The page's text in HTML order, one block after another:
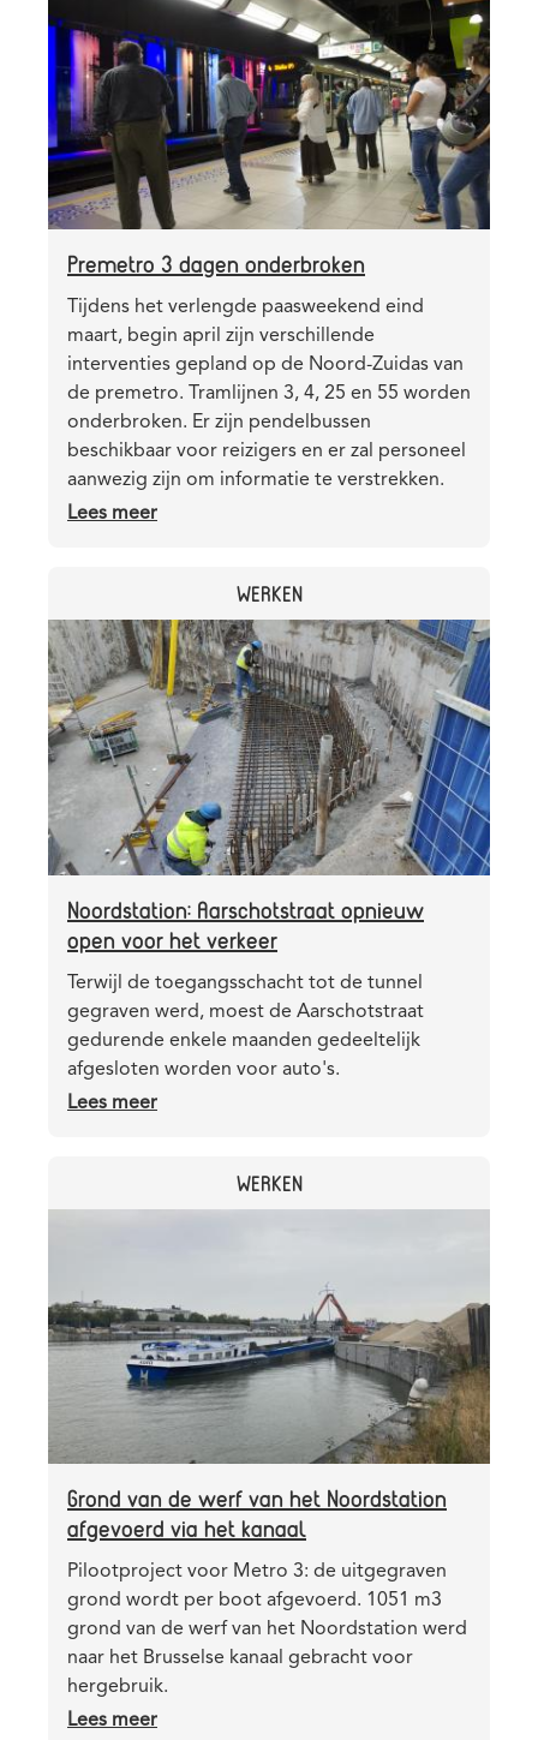
image
Premetro 3 dagen onderbroken
Teaser
Tijdens het verlengde paasweekend eind
maart, begin april zijn verschillende
interventies gepland op de Noord-Zuidas van
de premetro. Tramlijnen 3, 4, 25 en 55 worden
onderbroken. Er zijn pendelbussen
beschikbaar voor reizigers en er zal personeel
aanwezig zijn om informatie te verstrekken.
Lees meer
onderbroken
WERKEN
Header
image
Afbeelding
Noordstation: Aarschotstraat opnieuw
open voor het verkeer
Teaser
Terwijl de toegangsschacht tot de tunnel
gegraven werd, moest de Aarschotstraat
gedurende enkele maanden gedeeltelijk
afgesloten worden voor auto's.
Lees meer
verkeer
WERKEN
Grond van de werf van het Noordstation
afgevoerd via het kanaal
Teaser
Pilootproject voor Metro 3: de uitgegraven
grond wordt per boot afgevoerd. 1051 m3
grond van de werf van het Noordstation werd
naar het Brusselse kanaal gebracht voor
hergebruik.
Lees meer